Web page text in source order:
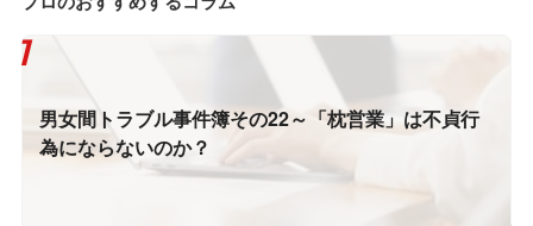
男女間トラブル事件簿その22～「枕営業」は不貞行
為にならないのか？